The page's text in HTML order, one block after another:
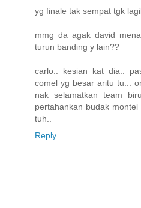
yg finale tak sempat tgk
mmg da agak david
turun banding y lain??
carlo.. kesian kat dia..
comel yg besar aritu tu...
nak selamatkan team
pertahankan budak
tuh..
Reply